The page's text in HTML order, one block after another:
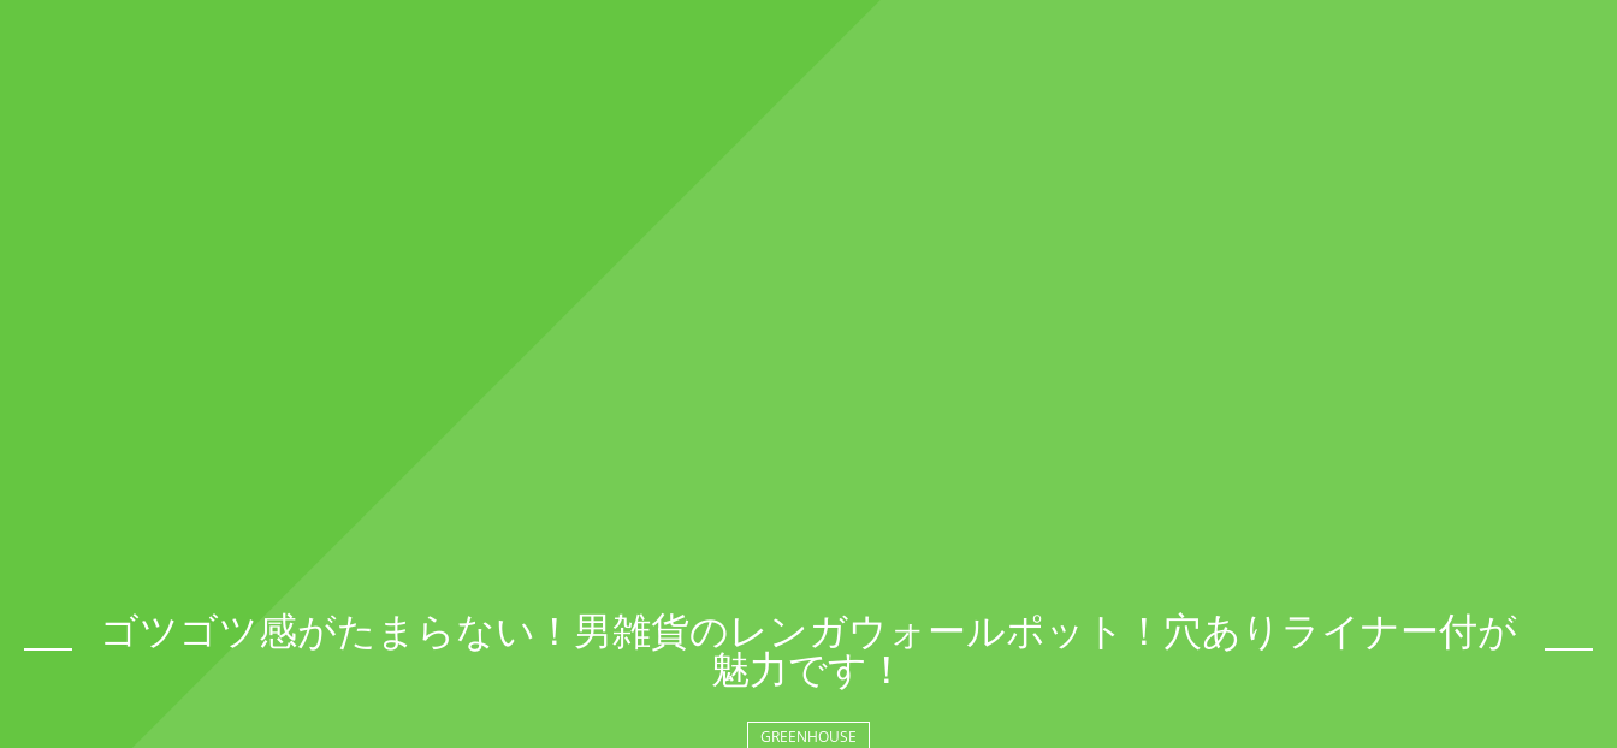
ゴツゴツ感がたまらない！男雑貨のレンガウォールポット！穴ありライナー付が
魅力です！
GREENHOUSE